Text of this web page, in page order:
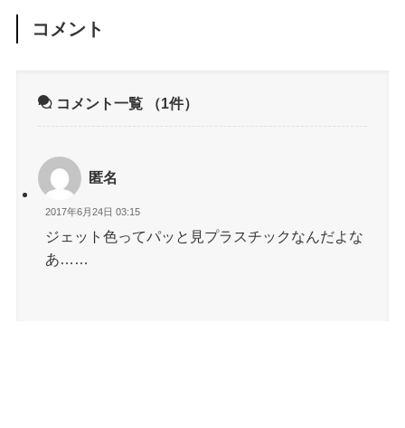
コメント
コメント一覧 （1件）
匿名
2017年6月24日 03:15
ジェット色ってパッと見プラスチックなんだよな
あ……